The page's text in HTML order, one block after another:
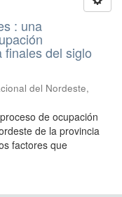
: una
finales del siglo
del Nordeste,
de ocupación
de la provincia
factores que